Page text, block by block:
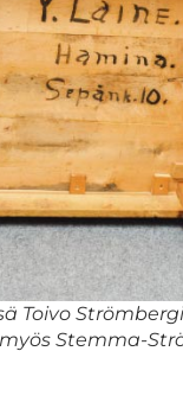
Toivo
Stemma-